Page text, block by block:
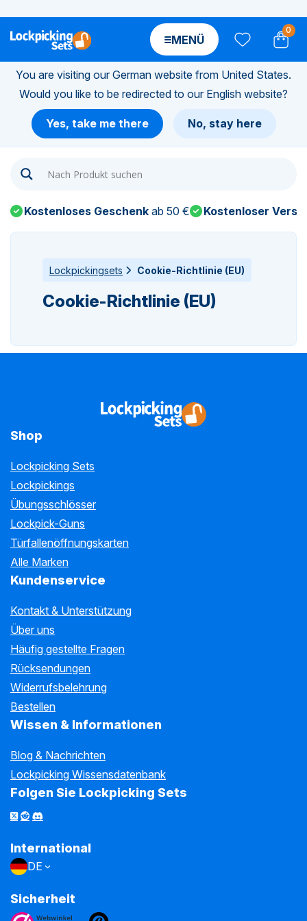
0
MENÜ
You are visiting our German website from United States.
Would you like to be redirected to our English website?
Yes, take me there No, stay here
Kostenloses Geschenk ab 50 € Kostenloser
Lockpickingsets Cookie-Richtlinie (EU)
Cookie-Richtlinie (EU)
Shop
Lockpicking Sets
Lockpickings
Übungsschlösser
Lockpick-Guns
Türfallenöffnungskarten
Alle Marken
Kundenservice
Kontakt & Unterstützung
Über uns
Häufig gestellte Fragen
Rücksendungen
Widerrufsbelehrung
Bestellen
Wissen & Informationen
Blog & Nachrichten
Lockpicking Wissensdatenbank
Folgen Sie Lockpicking Sets
International
DE
Sicherheit